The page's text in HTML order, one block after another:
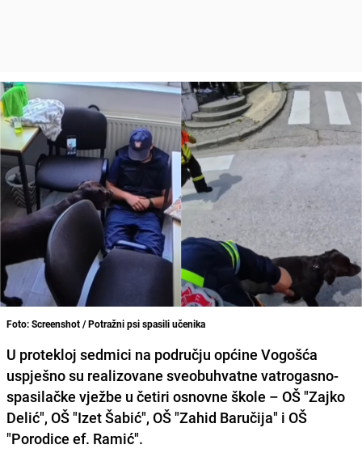
Foto: Screenshot / Potražni psi spasili učenika
U protekloj sedmici na području općine Vogošća
uspješno su realizovane sveobuhvatne vatrogasno-
spasilačke vježbe u četiri osnovne škole – OŠ "Zajko
Delić", OŠ "Izet Šabić", OŠ "Zahid Baručija" i OŠ
"Porodice ef. Ramić".